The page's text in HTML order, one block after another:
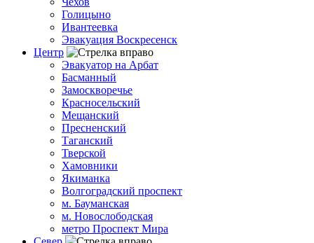
Голицыно
Ивантеевка
Эвакуация Воскресенск
Центр
Эвакуатор на Арбат
Басманный
Замоскворечье
Красносельский
Мещанский
Пресненский
Таганский
Тверской
Хамовники
Якиманка
Волгоградский проспект
м. Бауманская
м. Новослободская
метро Проспект Мира